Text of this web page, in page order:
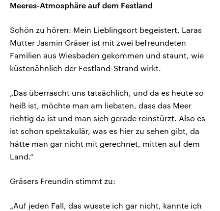
Meeres-Atmosphäre auf dem Festland
Schön zu hören: Mein Lieblingsort begeistert. Laras
Mutter Jasmin Gräser ist mit zwei befreundeten
Familien aus Wiesbaden gekommen und staunt, wie
küstenähnlich der Festland-Strand wirkt.
„Das überrascht uns tatsächlich, und da es heute so
heiß ist, möchte man am liebsten, dass das Meer
richtig da ist und man sich gerade reinstürzt. Also es
ist schon spektakulär, was es hier zu sehen gibt, da
hätte man gar nicht mit gerechnet, mitten auf dem
Land.“
Gräsers Freundin stimmt zu:
„Auf jeden Fall, das wusste ich gar nicht, kannte ich